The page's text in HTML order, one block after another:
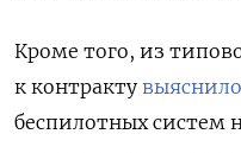
Кроме того, из
к контракту
беспилотных систем